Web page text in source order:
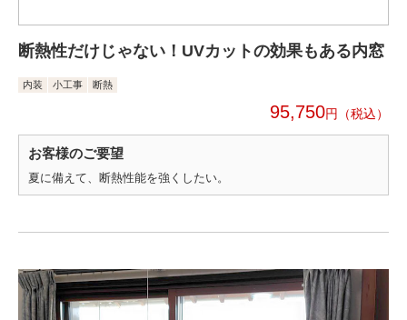
断熱性だけじゃない！UVカットの効果もある内窓
内装 小工事 断熱
95,750円
お客様のご要望
夏に備えて、断熱性能を強くしたい。